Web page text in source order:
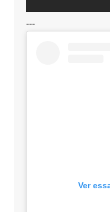
---
Ver